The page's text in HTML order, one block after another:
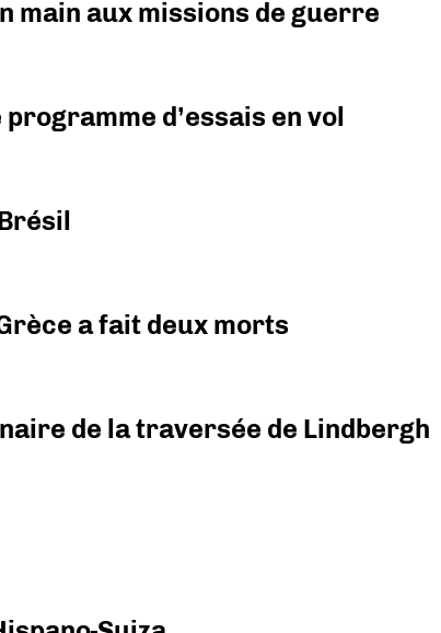
main aux missions de guerre
d’essais en vol
a fait deux morts
de la traversée de Lindbergh